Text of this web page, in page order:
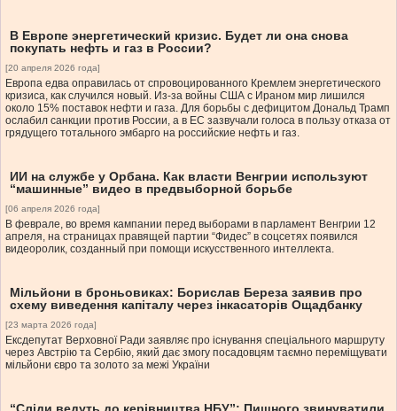
В Европе энергетический кризис. Будет ли она снова
покупать нефть и газ в России?
[20 апреля 2026 года]
Европа едва оправилась от спровоцированного Кремлем энергетического
кризиса, как случился новый. Из-за войны США с Ираном мир лишился
около 15% поставок нефти и газа. Для борьбы с дефицитом Дональд Трамп
ослабил санкции против России, а в ЕС зазвучали голоса в пользу отказа от
грядущего тотального эмбарго на российские нефть и газ.
ИИ на службе у Орбана. Как власти Венгрии используют
“машинные” видео в предвыборной борьбе
[06 апреля 2026 года]
В феврале, во время кампании перед выборами в парламент Венгрии 12
апреля, на страницах правящей партии “Фидес” в соцсетях появился
видеоролик, созданный при помощи искусственного интеллекта.
Мільйони в броньовиках: Борислав Береза заявив про
схему виведення капіталу через інкасаторів Ощадбанку
[23 марта 2026 года]
Ексдепутат Верховної Ради заявляє про існування спеціального маршруту
через Австрію та Сербію, який дає змогу посадовцям таємно переміщувати
мільйони євро та золото за межі України